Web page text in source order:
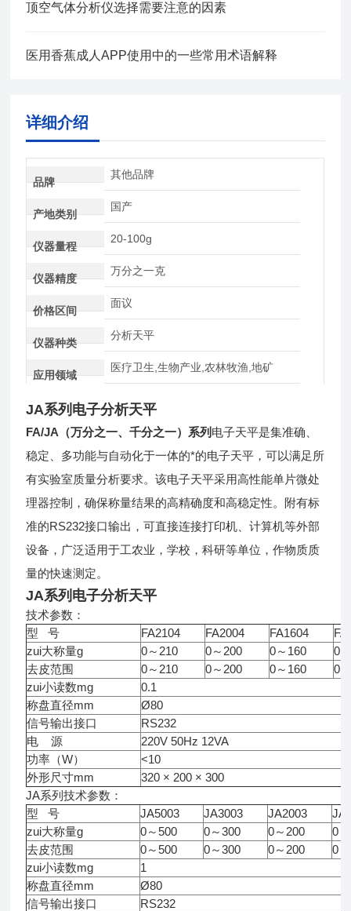
顶空气体分析仪选择需要注意的因素
医用香蕉成人APP使用中的一些常用术语解释
详细介绍
品牌
其他品牌
产地类别
国产
仪器量程
20-100g
仪器精度
万分之一克
价格区间
面议
仪器种类
分析天平
应用领域
医疗卫生,生物产业,农林牧渔,地矿
JA系列 电子分析天平
FA/JA （万分之一、千分之一）系列 电子天平是集准确、
稳定、多功能与自动化于一体的*的电子天平，可以满足所
有实验室质量分析要求。该电子天平采用高性能单片微处
理器控制，确保称量结果的高精确度和高稳定性。附有标
准的RS232接口输出，可直接连接打印机、计算机等外部
设备，广泛适用于工农业，学校，科研等单位，作物质质
量的快速测定。
JA系列 电子分析天平
技术参数：
型 号
FA2104 FA2004 FA1604
zui大称量g
0～210 0～200 0～160
0
去皮范围
0～210 0～200 0～160
0
zui小读数mg
0.1
称盘直径mm
Ø80
信号输出接口
RS232
电 源
220V 50Hz 12VA
功率（W）
<10
外形尺寸mm
320 × 200 × 300
JA系列技术参数：
型 号
JA5003 JA3003 JA2003
zui大称量g
0～500 0～300 0～200
0
去皮范围
0～500 0～300 0～200
0
zui小读数mg
1
称盘直径mm
Ø80
信号输出接口
RS232